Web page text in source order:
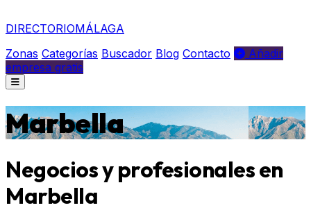
DIRECTORIOMÁLAGA
Zonas Categorías Buscador Blog Contacto
Añadir
empresa gratis
Marbella
Negocios y profesionales en
Marbella